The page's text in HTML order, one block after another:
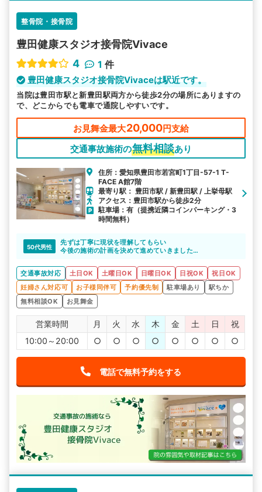
整骨院・接骨院
豊田健康スタジオ接骨院Vivace
4
1 件
豊田健康スタジオ接骨院Vivaceは駅近です。
当院は豊田市駅と新豊田駅両方から徒歩2分の場所にありますの
で、どこからでも電車で通院しやすいです。
お見舞金最大20,000円支給
交通事故施術の無料相談あり
住所：愛知県豊田市若宮町1丁目-57-1 T-
FACE A館7階
最寄り駅： 豊田市駅 / 新豊田駅 / 上挙母駅
アクセス：豊田市駅から徒歩2分
駐車場：有（提携近隣コインパーキング・3
時間無料）
50代男性
先ずは丁寧に現状を理解してもらい
今後の施術の計画を決めて進めていきました。
対応頂き感謝しています。
交通事故対応 土日OK 土曜日OK 日曜日OK 日祝OK
祝日OK
妊婦さん対応可
お子様同伴可 予約優先制 駐車場あり
駅ちか
無料相談OK
お見舞金
営業時間 月 火 水 木 金 土 日
祝
10:00～20:00
○ ○ ○ ○ ○ ○ ○ ○
電話で無料予約をする